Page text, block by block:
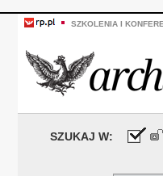
SZKOLENIA I
SZUKAJ W: